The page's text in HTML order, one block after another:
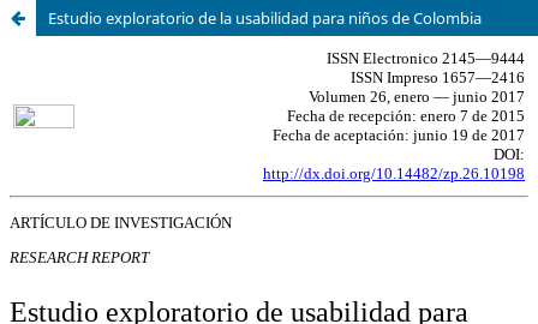
Estudio exploratorio de la usabilidad para niños de Colombia